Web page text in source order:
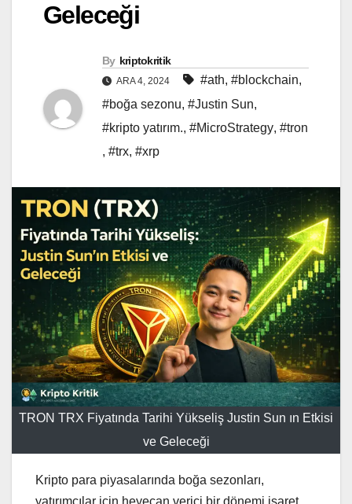
Geleceği
By kriptokritik
ARA 4, 2024 #ath, #blockchain,
#boğa sezonu, #Justin Sun,
#kripto yatırım., #MicroStrategy, #tron
, #trx, #xrp
TRON TRX Fiyatında Tarihi Yükseliş Justin Sun ın Etkisi
ve Geleceği
Kripto para piyasalarında boğa sezonları,
yatırımcılar için heyecan verici bir dönemi işaret